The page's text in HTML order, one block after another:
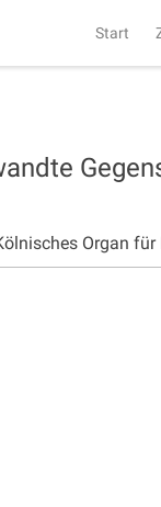
Start
Organ für